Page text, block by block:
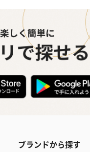
ブランドから探す